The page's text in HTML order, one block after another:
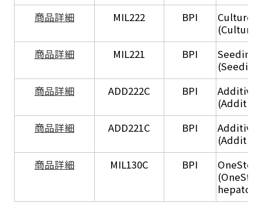
商品詳細
MIL222 BPI
Culture
(Culture
商品詳細
MIL221 BPI
Seeding
商品詳細
ADD222C BPI
商品詳細
ADD221C BPI
商品詳細
MIL130C BPI